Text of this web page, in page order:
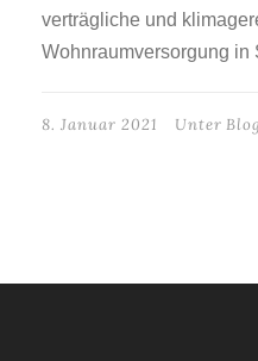
verträgliche und
Wohnraumversorgung in
8. Januar 2021 Unter Blog